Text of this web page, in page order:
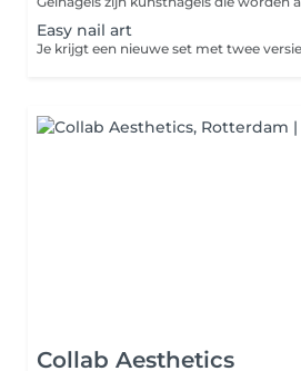
Easy nail art
Collab Aesthetics